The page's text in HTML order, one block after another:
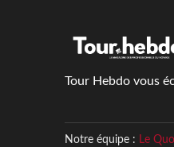
Tour Hebdo vous
Notre équipe : Le